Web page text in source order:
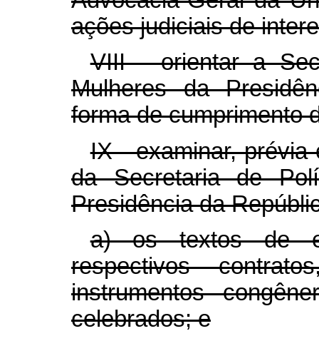
ações judiciais de
VIII - orientar a
Mulheres da
forma de cumprimento
IX - examinar, prévia
da Secretaria de
Presidência da
a) os textos de
respectivos
instrumentos
celebrados; e